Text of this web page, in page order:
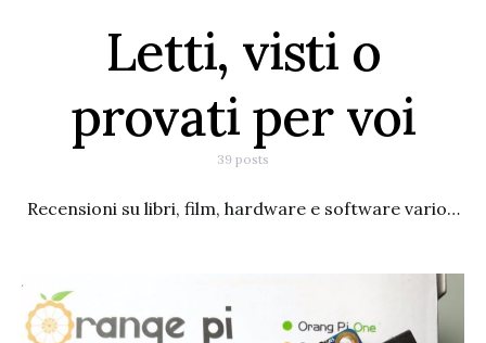
Letti, visti o
provati per voi
39 posts
Recensioni su libri, film, hardware e software vario…